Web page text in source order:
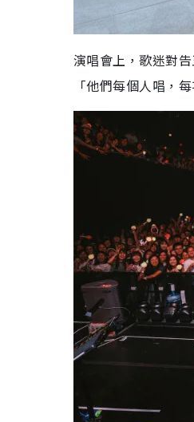
演唱會上，歌迷對
「他們每個人唱，